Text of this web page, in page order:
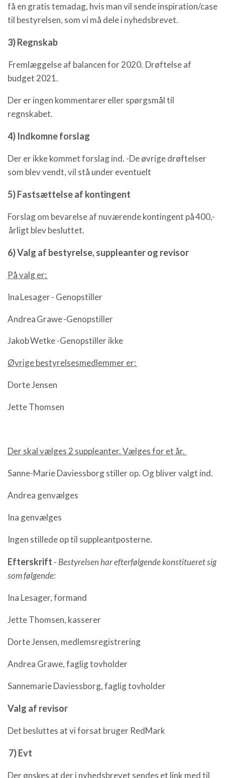
få en gratis temadag, hvis man vil sende inspiration/case
til bestyrelsen, som vi må dele i nyhedsbrevet.
3) Regnskab
Fremlæggelse af balancen for 2020. Drøftelse af
budget 2021.
Der er ingen kommentarer eller spørgsmål til
regnskabet.
4) Indkomne forslag
Der er ikke kommet forslag ind. -De øvrige drøftelser
som blev vendt, vil stå under eventuelt
5) Fastsættelse af kontingent
Forslag om bevarelse af nuværende kontingent på 400,-
årligt blev besluttet.
6) Valg af bestyrelse, suppleanter og revisor
På valg er:
Ina Lesager - Genopstiller
Andrea Grawe -Genopstiller
Jakob Wetke -Genopstiller ikke
Øvrige bestyrelsesmedlemmer er:
Dorte Jensen
Jette Thomsen
Der skal vælges 2 suppleanter. Vælges for et år.
Sanne-Marie Daviessborg stiller op. Og bliver valgt ind.
Andrea genvælges
Ina genvælges
Ingen stillede op til suppleantposterne.
Efterskrift - Bestyrelsen har efterfølgende konstitueret sig
som følgende:
Ina Lesager, formand
Jette Thomsen, kasserer
Dorte Jensen, medlemsregistrering
Andrea Grawe, faglig tovholder
Sannemarie Daviessborg, faglig tovholder
Valg af revisor
Det besluttes at vi forsat bruger RedMark
7) Evt
Der ønskes at der i nyhedsbrevet sendes et link med til